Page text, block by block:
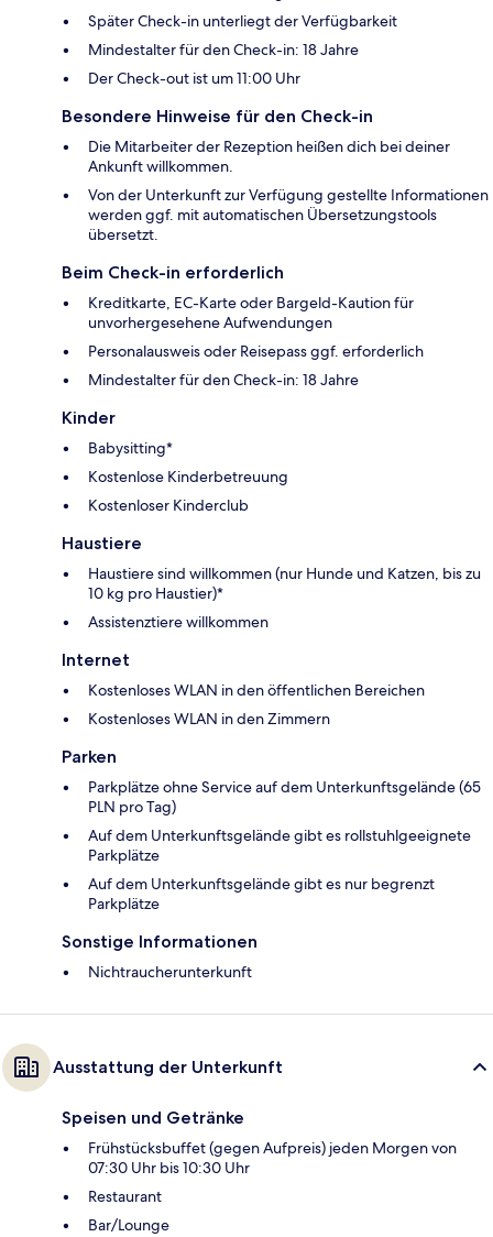
Später Check-in unterliegt der Verfügbarkeit
Mindestalter für den Check-in: 18 Jahre
Der Check-out ist um 11:00 Uhr
Besondere Hinweise für den Check-in
Die Mitarbeiter der Rezeption heißen dich bei deiner
Ankunft willkommen.
Von der Unterkunft zur Verfügung gestellte Informationen
werden ggf. mit automatischen Übersetzungstools
übersetzt.
Beim Check-in erforderlich
Kreditkarte, EC-Karte oder Bargeld-Kaution für
unvorhergesehene Aufwendungen
Personalausweis oder Reisepass ggf. erforderlich
Mindestalter für den Check-in: 18 Jahre
Kinder
Babysitting*
Kostenlose Kinderbetreuung
Kostenloser Kinderclub
Haustiere
Haustiere sind willkommen (nur Hunde und Katzen, bis zu
10 kg pro Haustier)*
Assistenztiere willkommen
Internet
Kostenloses WLAN in den öffentlichen Bereichen
Kostenloses WLAN in den Zimmern
Parken
Parkplätze ohne Service auf dem Unterkunftsgelände (65
PLN pro Tag)
Auf dem Unterkunftsgelände gibt es rollstuhlgeeignete
Parkplätze
Auf dem Unterkunftsgelände gibt es nur begrenzt
Parkplätze
Sonstige Informationen
Nichtraucherunterkunft
Ausstattung der Unterkunft
Speisen und Getränke
Frühstücksbuffet (gegen Aufpreis) jeden Morgen von
07:30 Uhr bis 10:30 Uhr
Restaurant
Bar/Lounge